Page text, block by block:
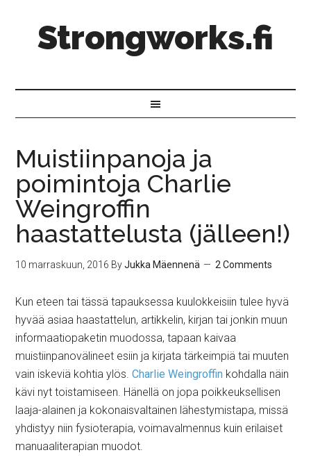
Strongworks.fi
Muistiinpanoja ja
poimintoja Charlie
Weingroffin
haastattelusta (jälleen!)
10 marraskuun, 2016 ByJukka Mäennenä 2 Comments
Kun eteen tai tässä tapauksessa kuulokkeisiin tulee hyvä
hyvää asiaa haastattelun, artikkelin, kirjan tai jonkin muun
informaatiopaketin muodossa, tapaan kaivaa
muistiinpanovälineet esiin ja kirjata tärkeimpiä tai muuten
vain iskeviä kohtia ylös.Charlie Weingroffin kohdalla näin
kävi nyt toistamiseen. Hänellä on jopa poikkeuksellisen
laaja-alainen ja kokonaisvaltainen lähestymistapa, missä
yhdistyy niin fysioterapia, voimavalmennus kuin erilaiset
manuaaliterapian muodot.